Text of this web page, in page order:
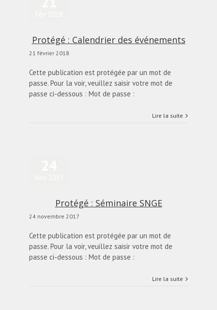
Protégé : Calendrier des événements
21 février 2018
Cette publication est protégée par un mot de
passe. Pour la voir, veuillez saisir votre mot de
passe ci-dessous : Mot de passe :
Lire la suite
Protégé : Séminaire SNGE
24 novembre 2017
Cette publication est protégée par un mot de
passe. Pour la voir, veuillez saisir votre mot de
passe ci-dessous : Mot de passe :
Lire la suite